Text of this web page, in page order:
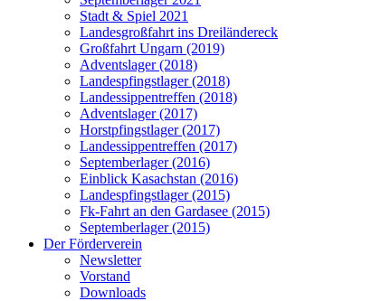
Stadt & Spiel 2021
Landesgroßfahrt ins Dreiländereck
Großfahrt Ungarn (2019)
Adventslager (2018)
Landespfingstlager (2018)
Landessippentreffen (2018)
Adventslager (2017)
Horstpfingstlager (2017)
Landessippentreffen (2017)
Septemberlager (2016)
Einblick Kasachstan (2016)
Landespfingstlager (2015)
Fk-Fahrt an den Gardasee (2015)
Septemberlager (2015)
Der Förderverein
Newsletter
Vorstand
Downloads